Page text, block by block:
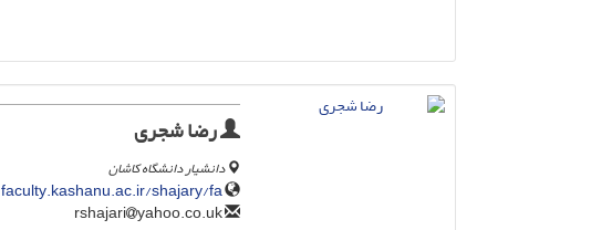
رضا شجری
دانشیار دانشگاه کاشان
faculty.kashanu.ac.ir/shajary/fa
yahoo.co.uk